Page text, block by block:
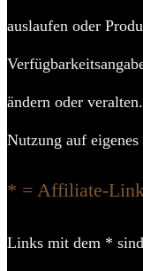
auslaufen oder
ändern oder
Nutzung auf
* = Affiliate-
Links mit dem *